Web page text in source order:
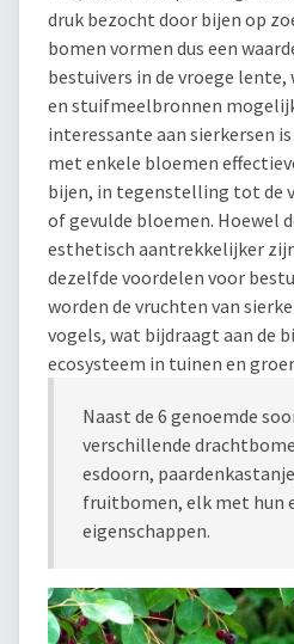
druk bezocht door bijen op
bomen vormen dus een
bestuivers in de vroege
en stuifmeelbronnen
interessante aan sierkersen
met enkele bloemen
bijen, in tegenstelling tot de
of gevulde bloemen. Hoewel
esthetisch aantrekkelijker
dezelfde voordelen voor
worden de vruchten van
vogels, wat bijdraagt aan de
ecosysteem in tuinen en
Naast de 6 genoemde
verschillende
esdoorn,
fruitbomen, elk met hun
eigenschappen.